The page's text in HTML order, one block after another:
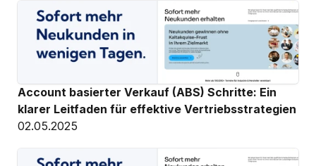
Account basierter Verkauf (ABS) Schritte: Ein
klarer Leitfaden für effektive Vertriebsstrategien
02.05.2025